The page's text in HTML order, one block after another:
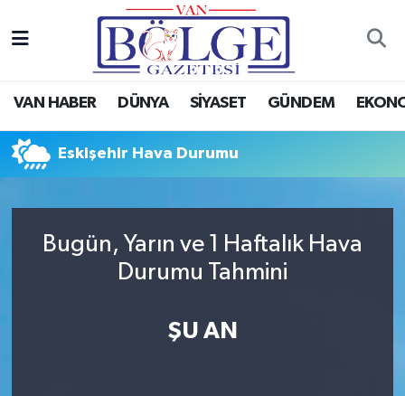
VAN HABER DÜNYA SİYASET GÜNDEM
Eskişehir Hava Durumu
Bugün, Yarın ve 1 Haftalık Hava
Durumu Tahmini
ŞU AN
Van Haber
Gündem
Spor
Ekonomi
Hava Durumu
Puan Durumu ve Fikstür
Tüm Manşetler
Son Dakika Haberleri